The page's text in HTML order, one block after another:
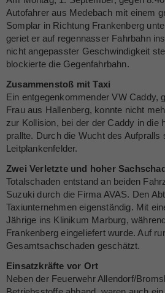
Autofahrer aus Medebach mit einem
Somplar in Richtung Frankenberg
geriet er auf regennasser Fahrbahn
nicht angepasster Geschwindigkeit
blockierte die Gegenfahrbahn.
Zusammenstoß mit Taxi
Ein entgegenkommender VW Caddy,
Frau aus Hallenberg, konnte nicht
zur Kollision, bei der der Caddy in die
prallte. Durch die Wucht des
Leitplankenfelder.
Zwei Verletzte und hoher
Totalschaden entstand an beiden
Suzuki durch die Firma AVAS. Den
Taxiunternehmen eigenständig. Mit
Jährige ins Klinikum Marburg,
Frankenberg eingeliefert wurde. Auf
Gesamtsachschaden geschätzt.
Einsatzkräfte vor Ort
Neben der Feuerwehr Allendorf/